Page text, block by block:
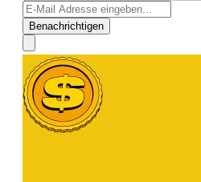
Benachrichtigen